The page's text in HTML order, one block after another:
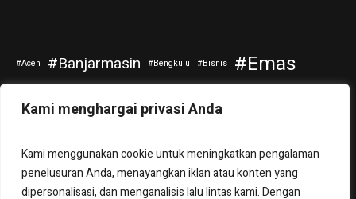
Kami menghargai privasi Anda
Kami menggunakan cookie untuk meningkatkan pengalaman
penelusuran Anda, menayangkan iklan atau konten yang
dipersonalisasi, dan menganalisis lalu lintas kami. Dengan
Aceh Banjarmasin Bengkulu Bisnis Emas
Kripto
Politik
Sepakbola Tanah Bumbu Teknologi Travel Tuban